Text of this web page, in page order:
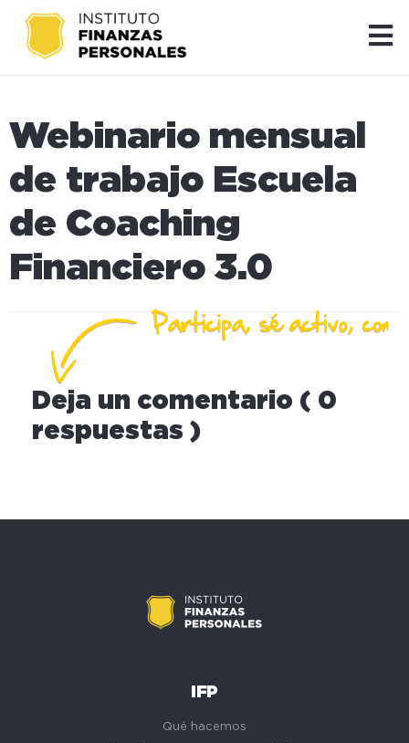
Webinario mensual
de trabajo Escuela
de Coaching
Financiero 3.0
Deja un comentario ( 0
respuestas )
IFP
Qué hacemos